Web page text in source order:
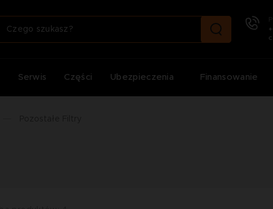
Serwis Części Ubezpieczenia Finansowanie